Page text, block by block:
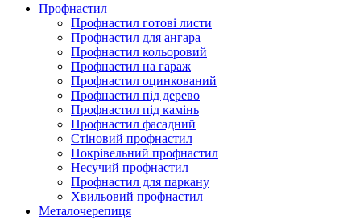
Профнастил
Профнастил готові листи
Профнастил для ангара
Профнастил кольоровий
Профнастил на гараж
Профнастил оцинкований
Профнастил під дерево
Профнастил під камінь
Профнастил фасадний
Стіновий профнастил
Покрівельний профнастил
Несучий профнастил
Профнастил для паркану
Хвильовий профнастил
Металочерепиця